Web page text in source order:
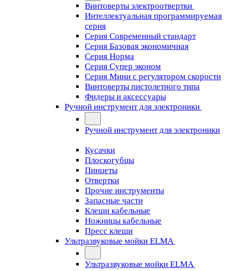
Винтоверты электроотвертки
Интеллектуальная программируемая
серия
Серия Современный стандарт
Серия Базовая экономичная
Серия Норма
Серия Cупер эконом
Серия Мини с регулятором скорости
Винтоверты пистолетного типа
Фидеры и аксессуары
Ручной инструмент для электроники
Ручной инструмент для электроники
Кусачки
Плоскогубцы
Пинцеты
Отвертки
Прочие инструменты
Запасные части
Клещи кабельные
Ножницы кабельные
Пресс клещи
Ультразвуковые мойки ELMA
Ультразвуковые мойки ELMA